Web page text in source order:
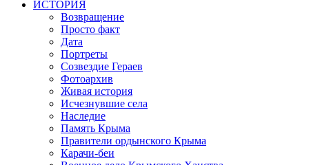
ИСТОРИЯ
Возвращение
Просто факт
Дата
Портреты
Созвездие Гераев
Фотоархив
Живая история
Исчезнувшие села
Наследие
Память Крыма
Правители ордынского Крыма
Карачи-беи